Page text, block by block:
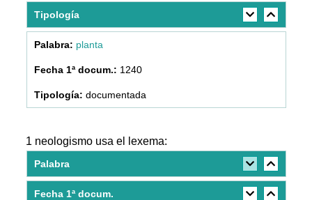
Tipología
planta
1240
documentada
1 neologismo usa el lexema:
Palabra
Fecha 1ª docum.